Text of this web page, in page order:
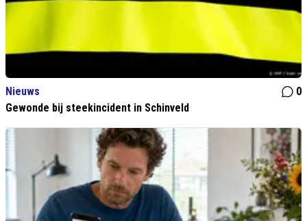
Nieuws
0
Gewonde bij steekincident in Schinveld